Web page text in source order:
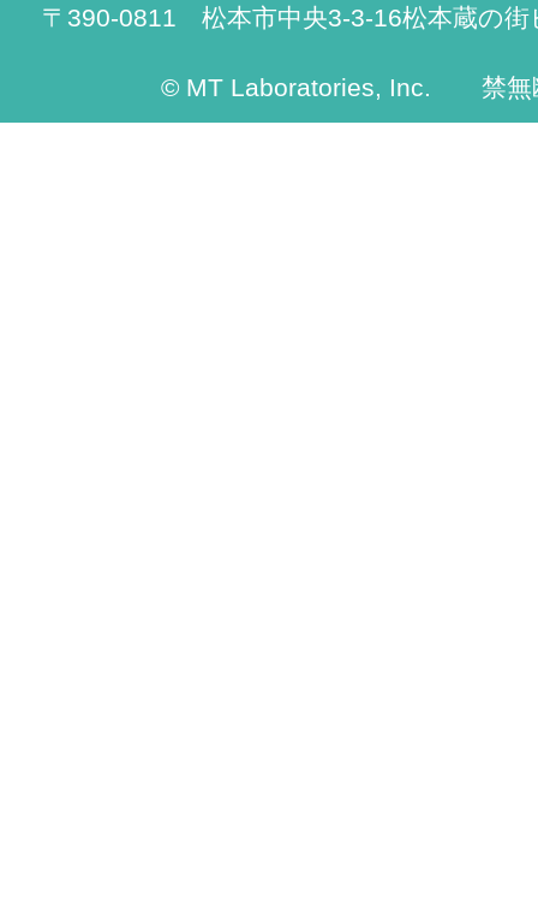
〒390-0811 松本市中央3-3-16松本蔵の街
© MT Laboratories, Inc. 禁無